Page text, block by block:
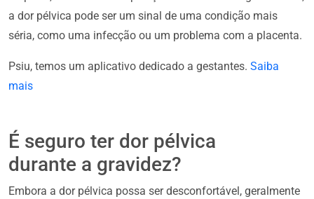
a dor pélvica pode ser um sinal de uma condição mais
séria, como uma infecção ou um problema com a placenta.
Psiu, temos um aplicativo dedicado a gestantes. Saiba
mais
É seguro ter dor pélvica
durante a gravidez?
Embora a dor pélvica possa ser desconfortável, geralmente